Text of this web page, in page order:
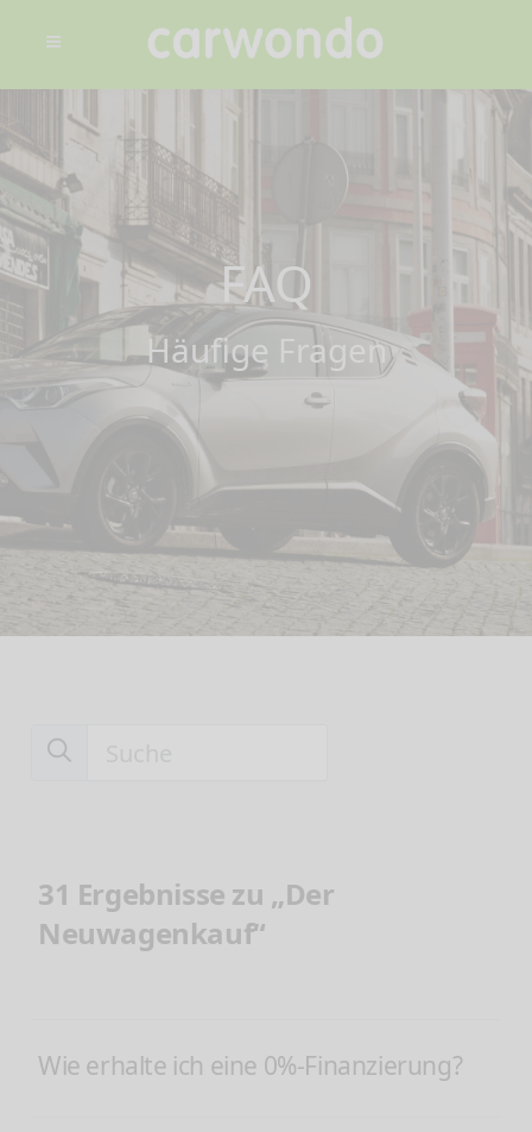
FAQ
Häufige Fragen
31 Ergebnisse zu „Der
Neuwagenkauf“
Wie erhalte ich eine 0%-Finanzierung?